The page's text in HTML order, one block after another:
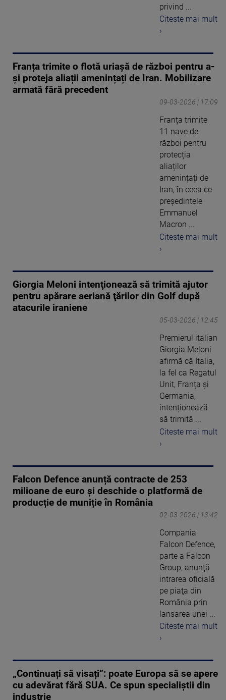
privind ...
Citeste mai mult
›
Franța trimite o flotă uriașă de război pentru a-
și proteja aliații amenințați de Iran. Mobilizare
armată fără precedent
09-03-2026 | 17:09
Franța trimite
11 nave de
război pentru
protecția
aliaților
amenințați de
Iran, în ceea ce
președintele
Emmanuel
Macron ...
Citeste mai mult
›
Giorgia Meloni intenţionează să trimită ajutor
pentru apărare aeriană ţărilor din Golf după
atacurile iraniene
05-03-2026 | 12:45
Premierul italian
Giorgia Meloni
afirmă că Italia,
la fel ca Regatul
Unit, Franța și
Germania,
intenționează
să trimită ...
Citeste mai mult
›
Falcon Defence anunță contracte de 253
milioane de euro și deschide o platformă de
producție de muniție în România
02-03-2026 | 13:42
Compania
Falcon Defence,
parte a Falcon
Group, anunţă
intrarea oficială
pe piaţa din
România prin
lansarea unei ...
Citeste mai mult
›
„Continuați să visați”: poate Europa să se apere
cu adevărat fără SUA. Ce spun specialiștii din
industrie